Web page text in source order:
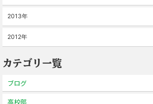
2013年
2012年
カテゴリ一覧
ブログ
高校部